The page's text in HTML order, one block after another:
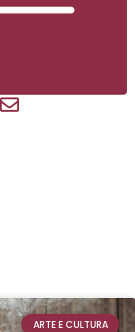
ARTE E CULTURA